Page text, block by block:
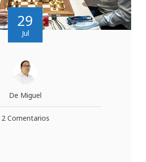
29
Jul
De Miguel
2 Comentarios